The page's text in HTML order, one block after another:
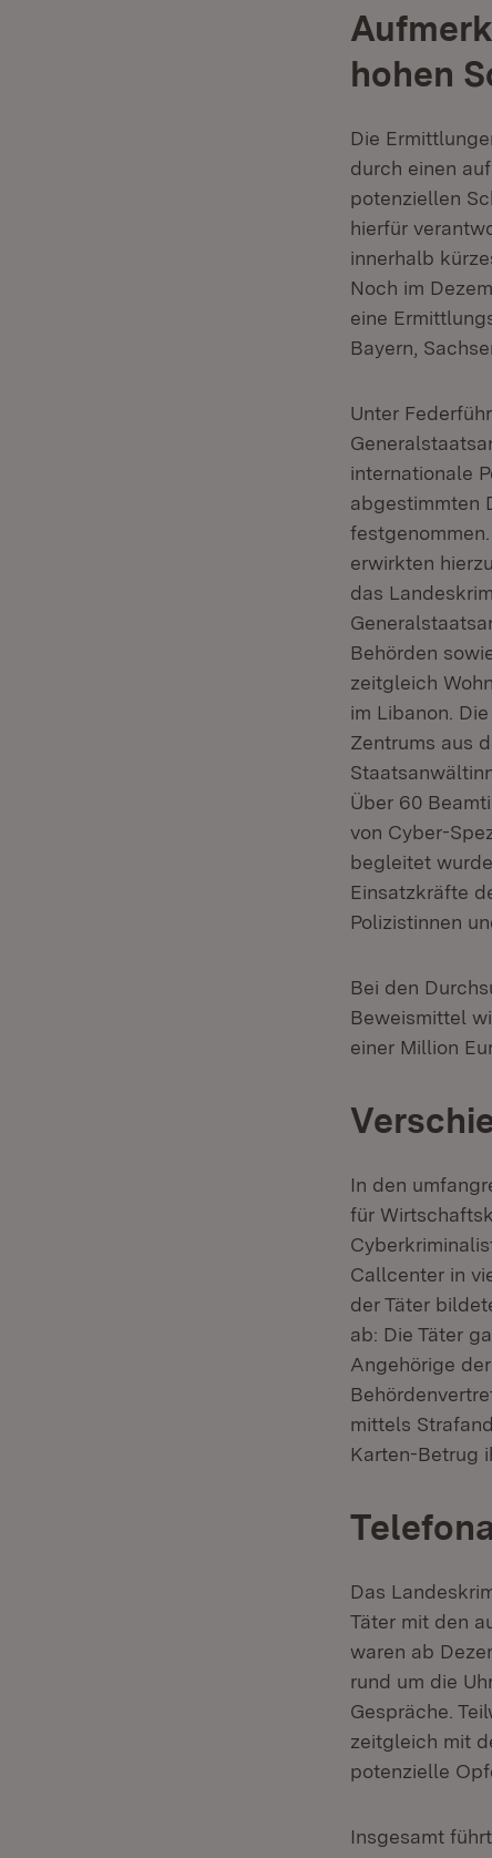
hohen
Die
durch einen
potenziellen
hierfür
innerhalb
Noch im
eine
Bayern,
Unter
internationale
abgestimmten
erwirkten
das
Behörden
zeitgleich
im Libanon.
Zentrums aus
Über 60
von Cyber-
begleitet
Einsatzkräfte
Polizistinnen
Bei den
Beweismittel
einer Million
In den
für
Callcenter in
der Täter
ab: Die Täter
Angehörige
mittels
Karten-Betrug
Das
Täter mit den
waren ab
rund um die
Gespräche.
zeitgleich mit
potenzielle
Insgesamt